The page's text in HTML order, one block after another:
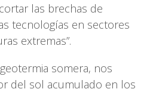
las brechas de
tecnologías en sectores
extremas”.
somera, nos
del sol acumulado en los